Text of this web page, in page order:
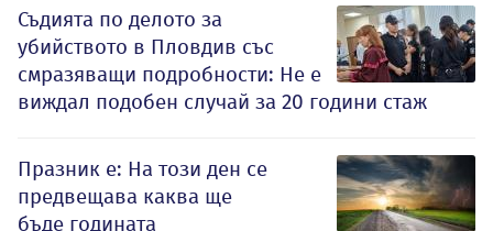
Съдията по делото за
убийството в Пловдив със
смразяващи подробности: Не е
виждал подобен случай за 20 години стаж
Празник е: На този ден се
предвещава каква ще
бъде годината